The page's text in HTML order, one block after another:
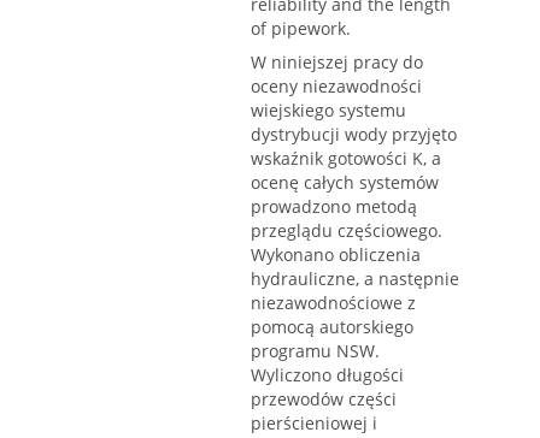
reliability and the length
of pipework.
W niniejszej pracy do
oceny niezawodności
wiejskiego systemu
dystrybucji wody przyjęto
wskaźnik gotowości K, a
ocenę całych systemów
prowadzono metodą
przeglądu częściowego.
Wykonano obliczenia
hydrauliczne, a następnie
niezawodnościowe z
pomocą autorskiego
programu NSW.
Wyliczono długości
przewodów części
pierścieniowej i